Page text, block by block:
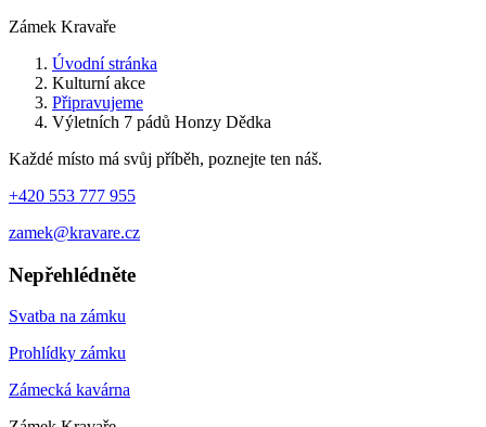
Zámek Kravaře
Úvodní stránka
Kulturní akce
Připravujeme
Výletních 7 pádů Honzy Dědka
Každé místo má svůj příběh, poznejte ten náš.
+420 553 777 955
zamek@kravare.cz
Nepřehlédněte
Svatba na zámku
Prohlídky zámku
Zámecká kavárna